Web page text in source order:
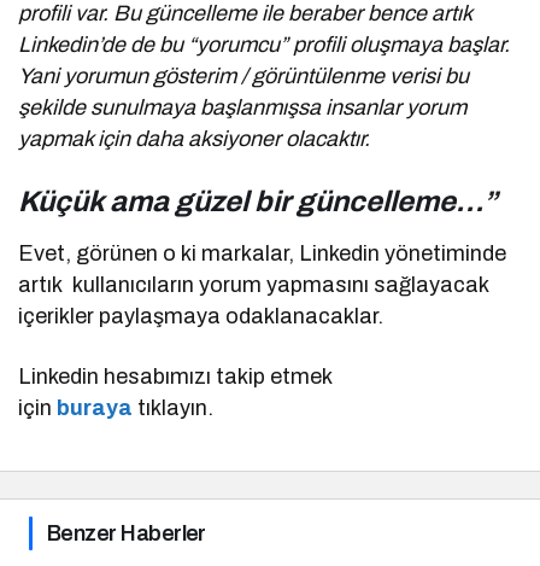
profili var. Bu güncelleme ile beraber bence artık
Linkedin’de de bu “yorumcu” profili oluşmaya başlar.
Yani yorumun gösterim / görüntülenme verisi bu
şekilde sunulmaya başlanmışsa insanlar yorum
yapmak için daha aksiyoner olacaktır.
Küçük ama güzel bir güncelleme…”
Evet, görünen o ki markalar, Linkedin yönetiminde
artık kullanıcıların yorum yapmasını sağlayacak
içerikler paylaşmaya odaklanacaklar.
Linkedin hesabımızı takip etmek
için buraya tıklayın.
Benzer Haberler